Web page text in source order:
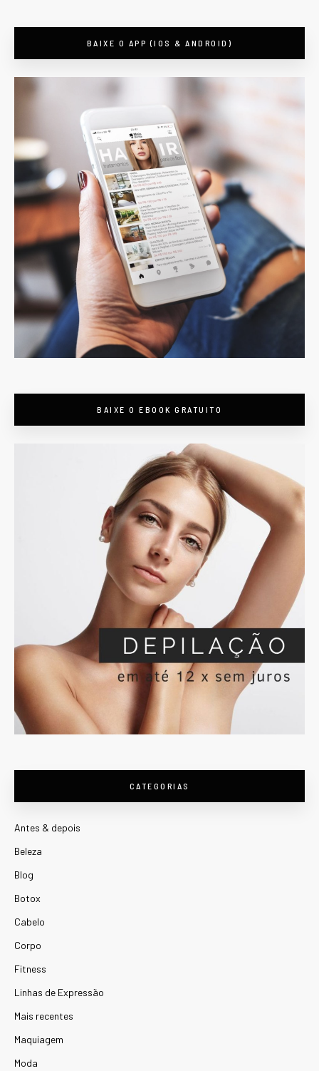
BAIXE O APP (IOS & ANDROID)
BAIXE O EBOOK GRATUITO
CATEGORIAS
Antes & depois
Beleza
Blog
Botox
Cabelo
Corpo
Fitness
Linhas de Expressão
Mais recentes
Maquiagem
Moda